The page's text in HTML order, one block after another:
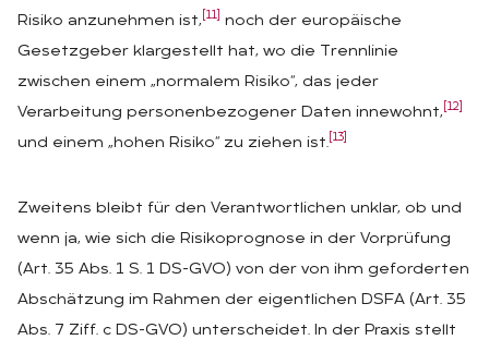
Risiko anzunehmen ist, [11]
noch der europäische
Gesetzgeber klargestellt hat, wo die Trennlinie
zwischen einem „normalem Risiko“, das jeder
Verarbeitung personenbezogener Daten innewohnt, [12]
und einem „hohen Risiko“ zu ziehen ist. [13]
Zweitens bleibt für den Verantwortlichen unklar, ob und
wenn ja, wie sich die Risikoprognose in der Vorprüfung
(Art. 35 Abs. 1 S. 1 DS-GVO) von der von ihm geforderten
Abschätzung im Rahmen der eigentlichen DSFA (Art. 35
Abs. 7 Ziff. c DS-GVO) unterscheidet. In der Praxis stellt